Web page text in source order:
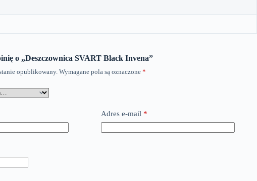
o „Deszczownica SVART Black Invena”
opublikowany. Wymagane pola są oznaczone *
Adres e-mail*